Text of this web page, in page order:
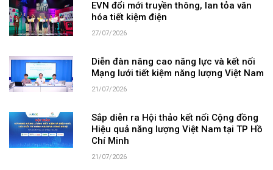
EVN đổi mới truyền thông, lan tỏa văn
hóa tiết kiệm điện
27/07/2026
Diễn đàn nâng cao năng lực và kết nối
Mạng lưới tiết kiệm năng lượng Việt Nam
21/07/2026
Sắp diễn ra Hội thảo kết nối Cộng đồng
Hiệu quả năng lượng Việt Nam tại TP Hồ
Chí Minh
21/07/2026